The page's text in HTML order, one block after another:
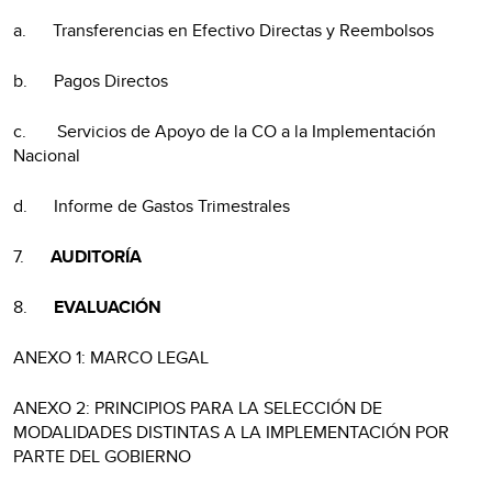
a. Transferencias en Efectivo Directas y Reembolsos
b. Pagos Directos
c. Servicios de Apoyo de la CO a la Implementación
Nacional
d. Informe de Gastos Trimestrales
7. AUDITORÍA
8. EVALUACIÓN
ANEXO 1: MARCO LEGAL
ANEXO 2: PRINCIPIOS PARA LA SELECCIÓN DE
MODALIDADES DISTINTAS A LA IMPLEMENTACIÓN POR
PARTE DEL GOBIERNO